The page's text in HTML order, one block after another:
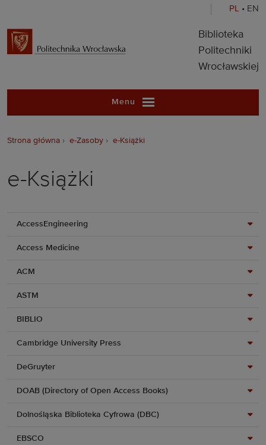
PL • EN
Biblioteka
Biblioteka
Politechniki
Wrocławskiej
Menu
Strona główna e-Zasoby e-Książki
e-Książki
AccessEngineering
Access Medicine
ACM
ASTM
BIBLIO
Cambridge University Press
DeGruyter
DOAB (Directory of Open Access Books)
Dolnośląska Biblioteka Cyfrowa (DBC)
EBSCO